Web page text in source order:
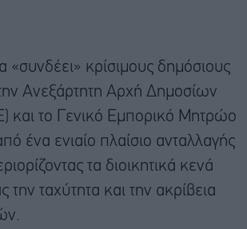
«συνδέει» κρίσιμους δημόσιους
Ανεξάρτητη Αρχή Δημοσίων
και το Γενικό Εμπορικό Μητρώο
ένα ενιαίο πλαίσιο ανταλλαγής
τα διοικητικά κενά
την ταχύτητα και την ακρίβεια